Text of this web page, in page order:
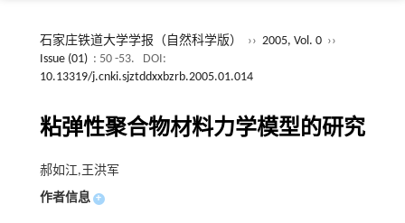
石家庄铁道大学学报（自然科学版） ›› 2005, Vol. 0 ››
Issue (01) : 50 -53.
DOI:
10.13319/j.cnki.sjztddxxbzrb.2005.01.014
粘弹性聚合物材料力学模型的研究
郝如江,王洪军
作者信息 +